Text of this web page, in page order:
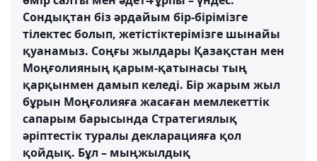
Сондықтан біз әрдайым бір-бірімізге
тілектес болып, жетістіктерімізге шынайы
қуанамыз. Соңғы жылдары Қазақстан мен
Моңғолияның қарым-қатынасы тың
қарқынмен дамып келеді. Бір жарым жыл
бұрын Моңғолияға жасаған мемлекеттік
сапарым барысында Стратегиялық
әріптестік туралы декларацияға қол
қойдық. Бұл – мыңжылдық